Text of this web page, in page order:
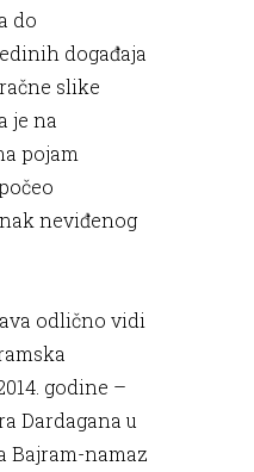
do
događaja
slike
je na
pojam
neviđenog
odlično vidi
godine –
Dardagana u
Bajram-namaz